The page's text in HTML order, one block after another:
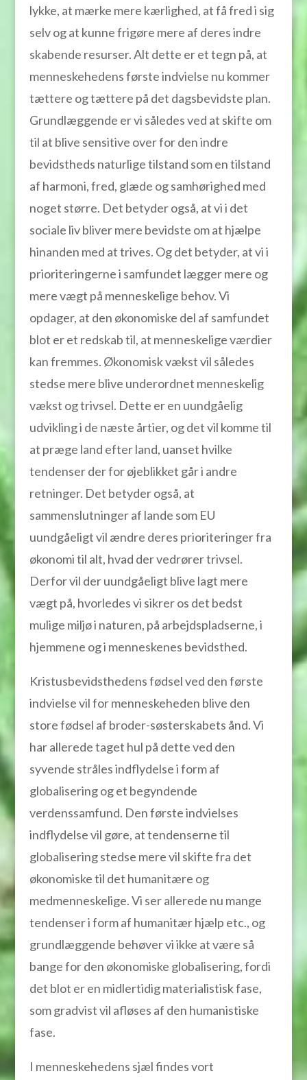
lykke, at mærke mere kærlighed, at få fred i sig
selv og at kunne frigøre mere af deres indre
skabende resurser. Alt dette er et tegn på, at
menneskehedens første indvielse nu kommer
tættere og tættere på det dagsbevidste plan.
Grundlæggende er vi således ved at skifte om
til at blive sensitive over for den indre
bevidstheds naturlige tilstand som en tilstand
af harmoni, fred, glæde og samhørighed med
noget større. Det betyder også, at vi i det
sociale liv bliver mere bevidste om at hjælpe
hinanden med at trives. Og det betyder, at vi i
prioriteringerne i samfundet lægger mere og
mere vægt på menneskelige behov. Vi
opdager, at den økonomiske del af samfundet
blot er et redskab til, at menneskelige værdier
kan fremmes. Økonomisk vækst vil således
stedse mere blive underordnet menneskelig
vækst og trivsel. Dette er en uundgåelig
udvikling i de næste årtier, og det vil komme til
at præge land efter land, uanset hvilke
tendenser der for øjeblikket går i andre
retninger. Det betyder også, at
sammenslutninger af lande som EU
uundgåeligt vil ændre deres prioriteringer fra
økonomi til alt, hvad der vedrører trivsel.
Derfor vil der uundgåeligt blive lagt mere
vægt på, hvorledes vi sikrer os det bedst
mulige miljø i naturen, på arbejdspladserne, i
hjemmene og i menneskenes bevidsthed.
Kristusbevidsthedens fødsel ved den første
indvielse vil for menneskeheden blive den
store fødsel af broder-søsterskabets ånd. Vi
har allerede taget hul på dette ved den
syvende stråles indflydelse i form af
globalisering og et begyndende
verdenssamfund. Den første indvielses
indflydelse vil gøre, at tendenserne til
globalisering stedse mere vil skifte fra det
økonomiske til det humanitære og
medmenneskelige. Vi ser allerede nu mange
tendenser i form af humanitær hjælp etc., og
grundlæggende behøver vi ikke at være så
bange for den økonomiske globalisering, fordi
det blot er en midlertidig materialistisk fase,
som gradvist vil afløses af den humanistiske
fase.
I menneskehedens sjæl findes vort